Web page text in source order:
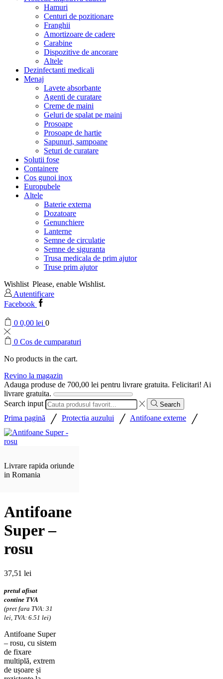
Hamuri
Centuri de pozitionare
Franghii
Amortizoare de cadere
Carabine
Dispozitive de ancorare
Altele
Dezinfectanti medicali
Menaj
Lavete absorbante
Agenti de curatare
Creme de maini
Geluri de spalat pe maini
Prosoape
Prosoape de hartie
Sapunuri, sampoane
Seturi de curatare
Solutii fose
Containere
Cos gunoi inox
Europubele
Altele
Baterie externa
Dozatoare
Genunchiere
Lanterne
Semne de circulatie
Semne de siguranta
Trusa medicala de prim ajutor
Truse prim ajutor
Wishlist Please, enable Wishlist.
Autentificare
Facebook
0 0,00 lei 0
0 Cos de cumparaturi
No products in the cart.
Revino la magazin
Adauga produse de 700,00 lei pentru livrare gratuita. Felicitari! Ai
livrare gratuita.
Search input
Search
Prima pagină / Protectia auzului / Antifoane externe /
Livrare rapida oriunde
in Romania
Antifoane
Super –
rosu
37,51 lei
pretul afisat
contine TVA
(pret fara TVA: 31
lei, TVA: 6.51 lei)
Antifoane Super
– rosu, cu sistem
de fixare
multiplă, extrem
de ușoare și